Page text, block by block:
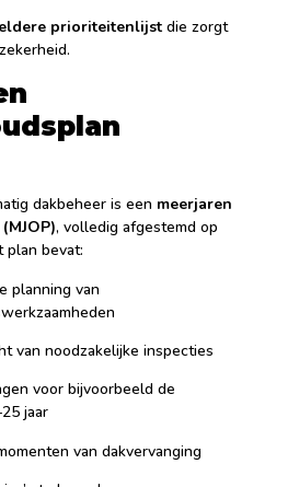
prioriteitenlijst die zorgt
dakbeheer is een meerjaren
, volledig afgestemd op
plan bevat:
planning van
van noodzakelijke inspecties
voor bijvoorbeeld de
jaar
van dakvervanging